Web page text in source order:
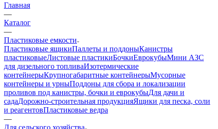
Главная
—
Каталог
—
Пластиковые емкости
Пластиковые ящикиПаллеты и поддоныКанистры
пластиковыеЛистовые пластикиБочкиЕврокубыМини АЗС
для дизельного топливаИзотермические
контейнерыКрупногабаритные контейнерыМусорные
контейнеры и урныПоддоны для сбора и локализации
проливов под канистры, бочки и еврокубыДля дачи и
садаДорожно-строительная продукцияЯщики для песка, соли
и реагентовПластиковые ведра
—
Для сельского хозяйства